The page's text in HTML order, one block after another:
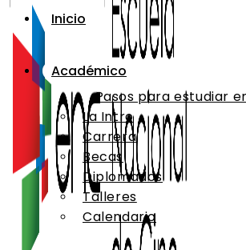
Inicio
Académico
¡Pasos para estudiar
La Intro
Carrera
Becas
Diplomados
Talleres
Calendario